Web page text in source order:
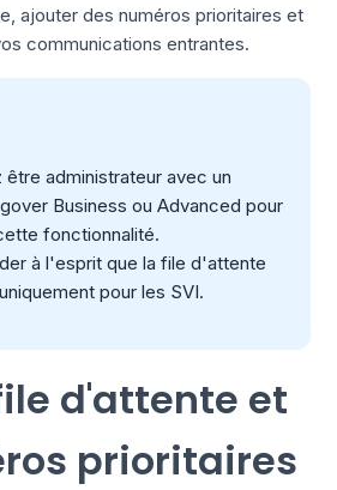
ajouter des numéros prioritaires et
communications entrantes.
être administrateur avec un
Business ou Advanced pour
fonctionnalité.
à l'esprit que la file d'attente
pour les SVI.
d'attente et
prioritaires